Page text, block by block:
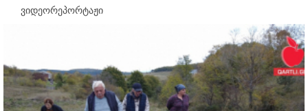
ვიდეორეპორტაჟი